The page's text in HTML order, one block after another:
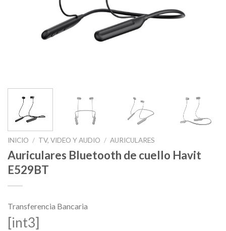
INICIO / TV, VIDEO Y AUDIO / AURICULARES
Auriculares Bluetooth de cuello Havit
E529BT
Transferencia Bancaria
[int3]